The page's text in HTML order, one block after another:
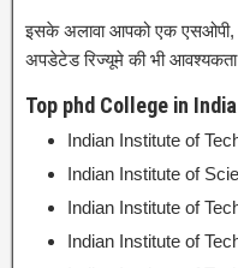
इसके अलावा आपको एक
अपडेटेड रिज्यूमे की भी आवश्यकता
Top phd College in India
Indian Institute of
Indian Institute of
Indian Institute of
Indian Institute of